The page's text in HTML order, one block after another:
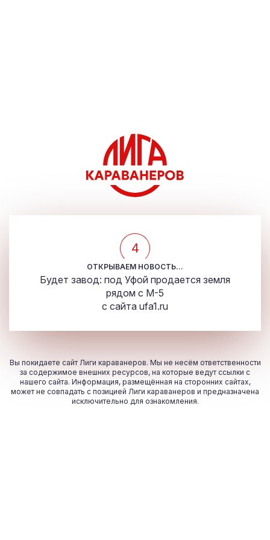
4
ОТКРЫВАЕМ НОВОСТЬ...
Будет завод: под Уфой продается земля
рядом с М-5
с сайта ufa1.ru
Вы покидаете сайт Лиги караванеров. Мы не несём ответственности
за содержимое внешних ресурсов, на которые ведут ссылки с
нашего сайта. Информация, размещённая на сторонних сайтах,
может не совпадать с позицией Лиги караванеров и предназначена
исключительно для ознакомления.